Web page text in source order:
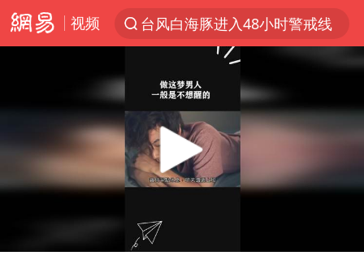
视频
台风白海豚进入48小时警戒线
中方回应是否在太平洋海底开采稀土
看守所辅警收受10万获刑1年
宇树科技发行价格150.80元/股
五粮液渠道价一箱上涨近百元
Play